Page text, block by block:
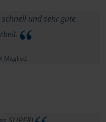
und sehr gute
Mitglied